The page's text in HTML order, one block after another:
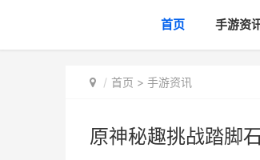
首页 手游资
首页 > 手游资讯
原神秘趣挑战踏脚